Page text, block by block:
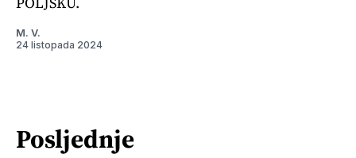
M. V.
24 listopada 2024
Posljednje